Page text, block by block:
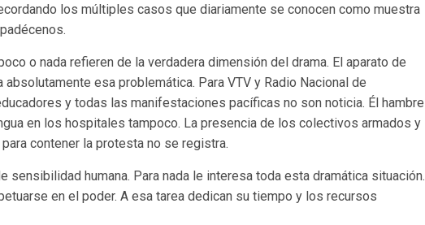
los múltiples casos que diariamente se conocen como muestra
o nada refieren de la verdadera dimensión del drama. El aparato de
esa problemática. Para VTV y Radio Nacional de
y todas las manifestaciones pacíficas no son noticia. Él hambre
en los hospitales tampoco. La presencia de los colectivos armados y
contener la protesta no se registra.
sensibilidad humana. Para nada le interesa toda esta dramática situación.
en el poder. A esa tarea dedican su tiempo y los recursos